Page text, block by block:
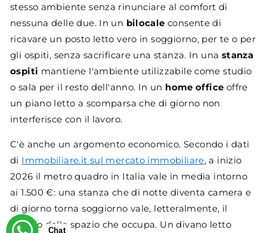
stesso ambiente senza rinunciare al comfort di
nessuna delle due. In un bilocale consente di
ricavare un posto letto vero in soggiorno, per te o per
gli ospiti, senza sacrificare una stanza. In una stanza
ospiti mantiene l'ambiente utilizzabile come studio
o sala per il resto dell'anno. In un home office offre
un piano letto a scomparsa che di giorno non
interferisce con il lavoro.
C'è anche un argomento economico. Secondo i dati
di Immobiliare.it sul mercato immobiliare, a inizio
2026 il metro quadro in Italia vale in media intorno
ai 1.500 €: una stanza che di notte diventa camera e
di giorno torna soggiorno vale, letteralmente, il
doppio dello spazio che occupa. Un divano letto
Chat